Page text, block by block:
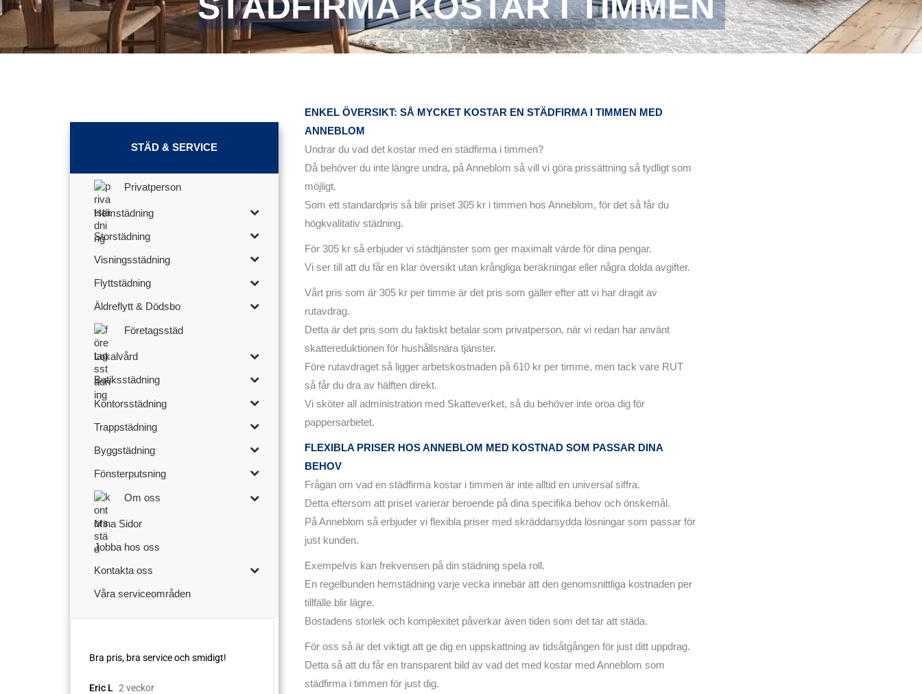
STÄD & SERVICE
Privatperson
Hemstädning
Storstädning
Visningsstädning
Flyttstädning
Äldreflytt & Dödsbo
Företagsstäd
Lokalvård
Butiksstädning
Kontorsstädning
Trappstädning
Byggstädning
Fönsterputsning
Om oss
Mina Sidor
Jobba hos oss
Kontakta oss
Våra serviceområden
ENKEL ÖVERSIKT: SÅ MYCKET KOSTAR EN STÄDFIRMA I TIMMEN MED
ANNEBLOM
Undrar du vad det kostar med en städfirma i timmen?
Då behöver du inte längre undra, på Anneblom så vill vi göra prissättning så tydligt som
möjligt.
Som ett standardpris så blir priset 305 kr i timmen hos Anneblom, för det så får du
högkvalitativ städning.
För 305 kr så erbjuder vi städtjänster som ger maximalt värde för dina pengar.
Vi ser till att du får en klar översikt utan krångliga beräkningar eller några dolda avgifter.
Vårt pris som är 305 kr per timme är det pris som gäller efter att vi har dragit av
rutavdrag.
Detta är det pris som du faktiskt betalar som privatperson, när vi redan har använt
skattereduktionen för hushållsnära tjänster.
Före rutavdraget så ligger arbetskostnaden på 610 kr per timme, men tack vare RUT
så får du dra av hälften direkt.
Vi sköter all administration med Skatteverket, så du behöver inte oroa dig för
pappersarbetet.
FLEXIBLA PRISER HOS ANNEBLOM MED KOSTNAD SOM PASSAR DINA
BEHOV
Frågan om vad en städfirma kostar i timmen är inte alltid en universal siffra.
Detta eftersom att priset varierar beroende på dina specifika behov och önskemål.
På Anneblom så erbjuder vi flexibla priser med skräddarsydda lösningar som passar för
just kunden.
Exempelvis kan frekvensen på din städning spela roll.
En regelbunden hemstädning varje vecka innebär att den genomsnittliga kostnaden per
tillfälle blir lägre.
Bostadens storlek och komplexitet påverkar även tiden som det tar att städa.
För oss så är det viktigt att ge dig en uppskattning av tidsåtgången för just ditt uppdrag.
Detta så att du får en transparent bild av vad det med kostar med Anneblom som
städfirma i timmen för just dig.